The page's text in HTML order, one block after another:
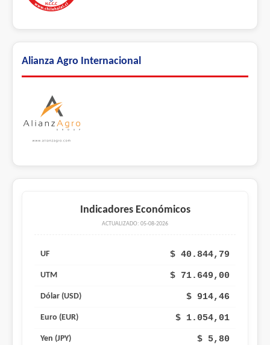
Alianza Agro Internacional
Indicadores Económicos
ACTUALIZADO: 05-08-2026
UF $ 40.844,79
UTM $ 71.649,00
Dólar (USD) $ 914,46
Euro (EUR) $ 1.054,01
Yen (JPY) $ 5,80